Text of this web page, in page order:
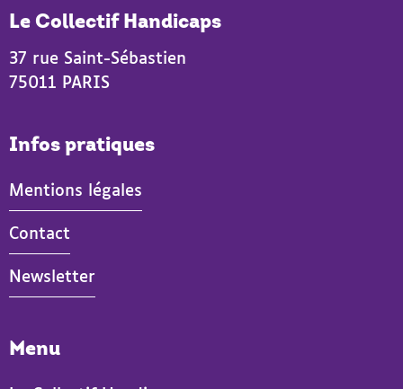
Le Collectif Handicaps
37 rue Saint-Sébastien
75011 PARIS
Infos pratiques
Mentions légales
Contact
Newsletter
Menu